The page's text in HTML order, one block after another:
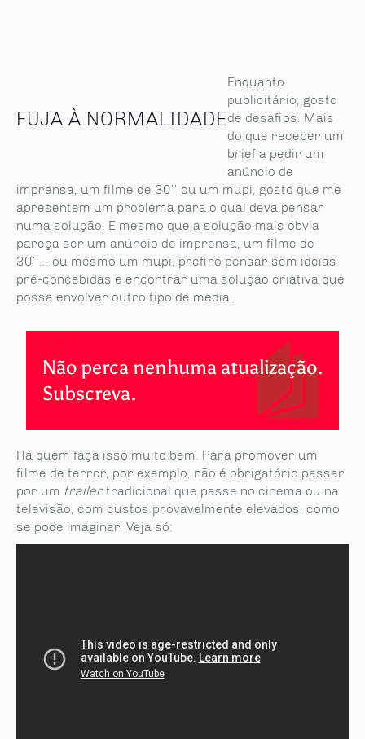
FUJA À NORMALIDADE
Enquanto
publicitário, gosto
de desafios. Mais
do que receber um
brief a pedir um
anúncio de
imprensa, um filme de 30’’ ou um mupi, gosto que me
apresentem um problema para o qual deva pensar
numa solução. E mesmo que a solução mais óbvia
pareça ser um anúncio de imprensa, um filme de
30’’… ou mesmo um mupi, prefiro pensar sem ideias
pré-concebidas e encontrar uma solução criativa que
possa envolver outro tipo de media.
Não perca nenhuma atualização.
Subscreva.
Há quem faça isso muito bem. Para promover um
filme de terror, por exemplo, não é obrigatório passar
por um trailertradicional que passe no cinema ou na
televisão, com custos provavelmente elevados, como
se pode imaginar. Veja só: